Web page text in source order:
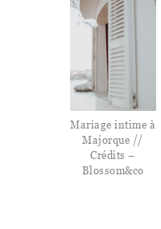
Mariage intime à
Majorque //
Crédits –
Blossom&co